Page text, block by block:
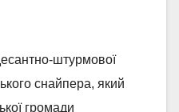
штурмової
снайпера, який
громади